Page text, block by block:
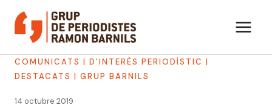
contingut
COMUNICATS | D'INTERÈS PERIODÍSTIC |
DESTACATS | GRUP BARNILS
14 octubre 2019